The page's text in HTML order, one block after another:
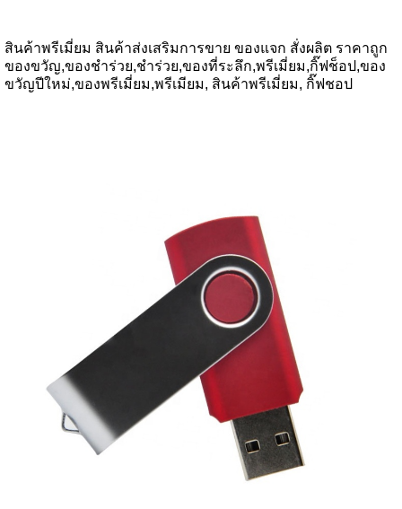
สินค้าพรีเมี่ยม สินค้าส่งเสริมการขาย ของแจก สั่งผลิต ราคาถูก
ของขวัญ,ของชำร่วย,ชำร่วย,ของที่ระลึก,พรีเมี่ยม,กิ๊ฟช็อป,ของ
ขวัญปีใหม่,ของพรีเมี่ยม,พรีเมียม, สินค้าพรีเมี่ยม, กิ๊ฟชอป